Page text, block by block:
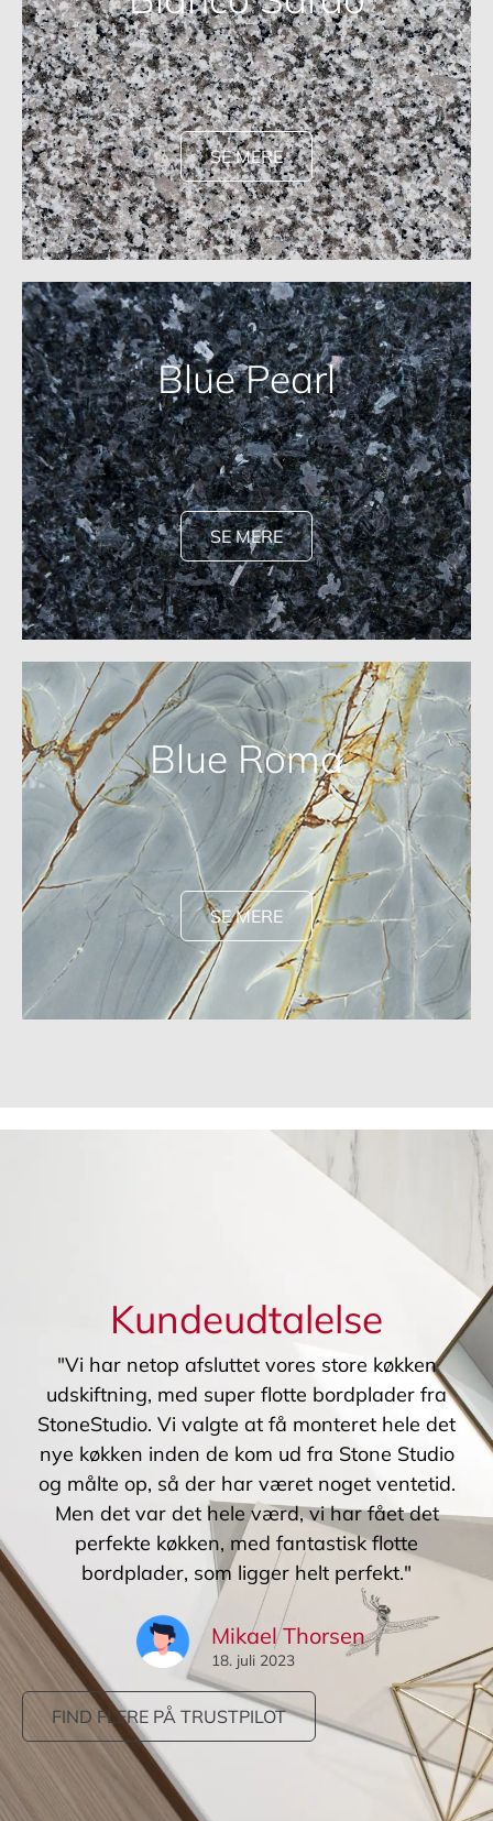
SE MERE
Blue Pearl
SE MERE
Blue Roma
SE MERE
Kundeudtalelse
"Vi har netop afsluttet vores store køkken
udskiftning, med super flotte bordplader fra
StoneStudio. Vi valgte at få monteret hele det
nye køkken inden de kom ud fra Stone Studio
og målte op, så der har været noget ventetid.
Men det var det hele værd, vi har fået det
perfekte køkken, med fantastisk flotte
bordplader, som ligger helt perfekt."
Mikael Thorsen
18. juli 2023
FIND FLERE PÅ TRUSTPILOT